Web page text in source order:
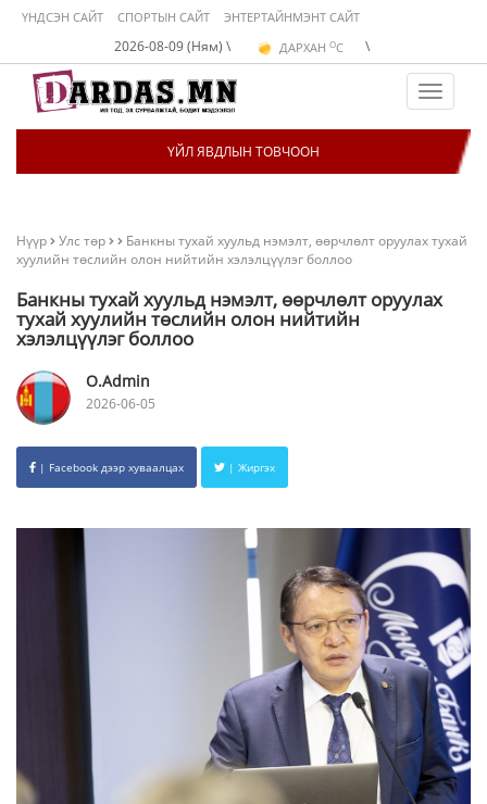
ҮНДСЭН САЙТ СПОРТЫН САЙТ ЭНТЕРТАЙНМЭНТ САЙТ
2026-08-09 (Ням) \ ДАРХАН OC
ЭРДЭНЭТ C
\
Toggle
ҮЙЛ ЯВДЛЫН ТОВЧООН
Нүүр Улс төр
Банкны тухай хуульд нэмэлт, өөрчлөлт оруулах тухай
хуулийн төслийн олон нийтийн хэлэлцүүлэг боллоо
Банкны тухай хуульд нэмэлт, өөрчлөлт оруулах
тухай хуулийн төслийн олон нийтийн
хэлэлцүүлэг боллоо
O.Admin
2026-06-05
| Facebook дээр хуваалцах | Жиргэх